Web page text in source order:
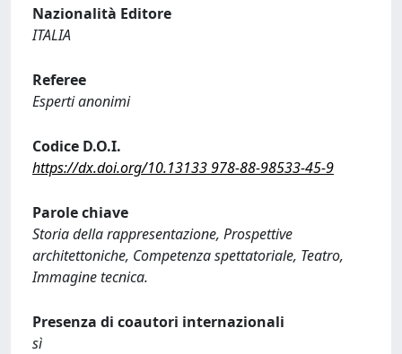
Nazionalità Editore
ITALIA
Referee
Esperti anonimi
Codice D.O.I.
https://dx.doi.org/10.13133 978-88-98533-45-9
Parole chiave
Storia della rappresentazione, Prospettive
architettoniche, Competenza spettatoriale, Teatro,
Immagine tecnica.
Presenza di coautori internazionali
sì